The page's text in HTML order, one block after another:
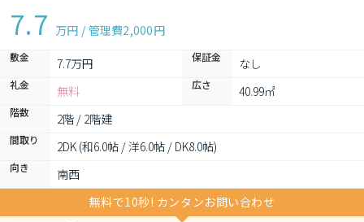
7.7 万円 / 管理費2,000円
敷金 7.7万円 保証金 なし
礼金 無料 広さ 40.99㎡
階数 2階 / 2階建
間取り 2DK (和6.0帖 / 洋6.0帖 / DK8.0帖)
向き
南西
無料で10秒! カンタンお問い合わせ